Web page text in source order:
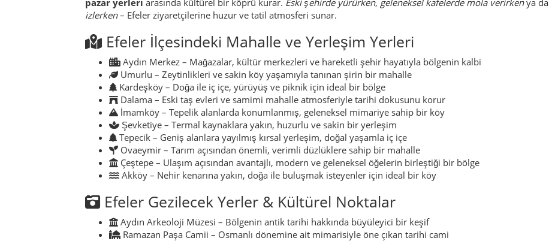
izlerken– Efeler ziyaretçilerine huzur ve tatil atmosferi sunar.
Efeler İlçesindeki Mahalle ve Yerleşim Yerleri
Aydın Merkez – Mağazalar, kültür merkezleri ve hareketli şehir hayatıyla bölgenin kalbi
Umurlu – Zeytinlikleri ve sakin köy yaşamıyla tanınan şirin bir mahalle
Kardeşköy – Doğa ile iç içe, yürüyüş ve piknik için ideal bir bölge
Dalama – Eski taş evleri ve samimi mahalle atmosferiyle tarihi dokusunu korur
İmamköy – Tepelik alanlarda konumlanmış, geleneksel mimariye sahip bir köy
Şevketiye – Termal kaynaklara yakın, huzurlu ve sakin bir yerleşim
Tepecik – Geniş alanlara yayılmış kırsal yerleşim, doğal yaşamla iç içe
Ovaeymir – Tarım açısından önemli, verimli düzlüklere sahip bir mahalle
Çeştepe – Ulaşım açısından avantajlı, modern ve geleneksel öğelerin birleştiği bir bölge
Akköy – Nehir kenarına yakın, doğa ile buluşmak isteyenler için ideal bir köy
Efeler Gezilecek Yerler & Kültürel Noktalar
Aydın Arkeoloji Müzesi – Bölgenin antik tarihi hakkında büyüleyici bir keşif
Ramazan Paşa Camii – Osmanlı dönemine ait mimarisiyle öne çıkan tarihi cami